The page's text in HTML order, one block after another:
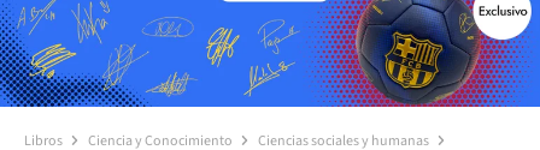
Libros Ciencia y Conocimiento
Ciencias sociales y humanas